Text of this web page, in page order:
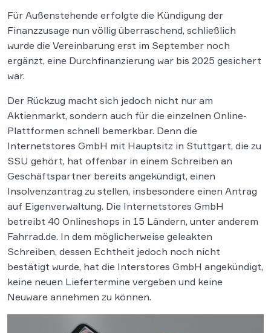
Für Außenstehende erfolgte die Kündigung der
Finanzzusage nun völlig überraschend, schließlich
wurde die Vereinbarung erst im September noch
ergänzt, eine Durchfinanzierung war bis 2025 gesichert
war.
Der Rückzug macht sich jedoch nicht nur am
Aktienmarkt, sondern auch für die einzelnen Online-
Plattformen schnell bemerkbar. Denn die
Internetstores GmbH mit Hauptsitz in Stuttgart, die zu
SSU gehört, hat offenbar in einem Schreiben an
Geschäftspartner bereits angekündigt, einen
Insolvenzantrag zu stellen, insbesondere einen Antrag
auf Eigenverwaltung. Die Internetstores GmbH
betreibt 40 Onlineshops in 15 Ländern, unter anderem
Fahrrad.de. In dem möglicherweise geleakten
Schreiben, dessen Echtheit jedoch noch nicht
bestätigt wurde, hat die Interstores GmbH angekündigt,
keine neuen Liefertermine vergeben und keine
Neuware annehmen zu können.